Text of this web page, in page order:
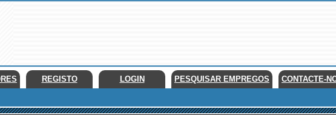
REGISTO LOGIN PESQUISAR EMPREGOS CONTACTE-